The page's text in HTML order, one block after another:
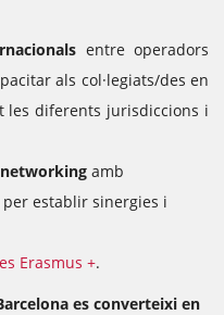
entre operadors
als col·legiats/des en
les diferents jurisdiccions i
amb
establir sinergies i
Erasmus +.
es converteixi en